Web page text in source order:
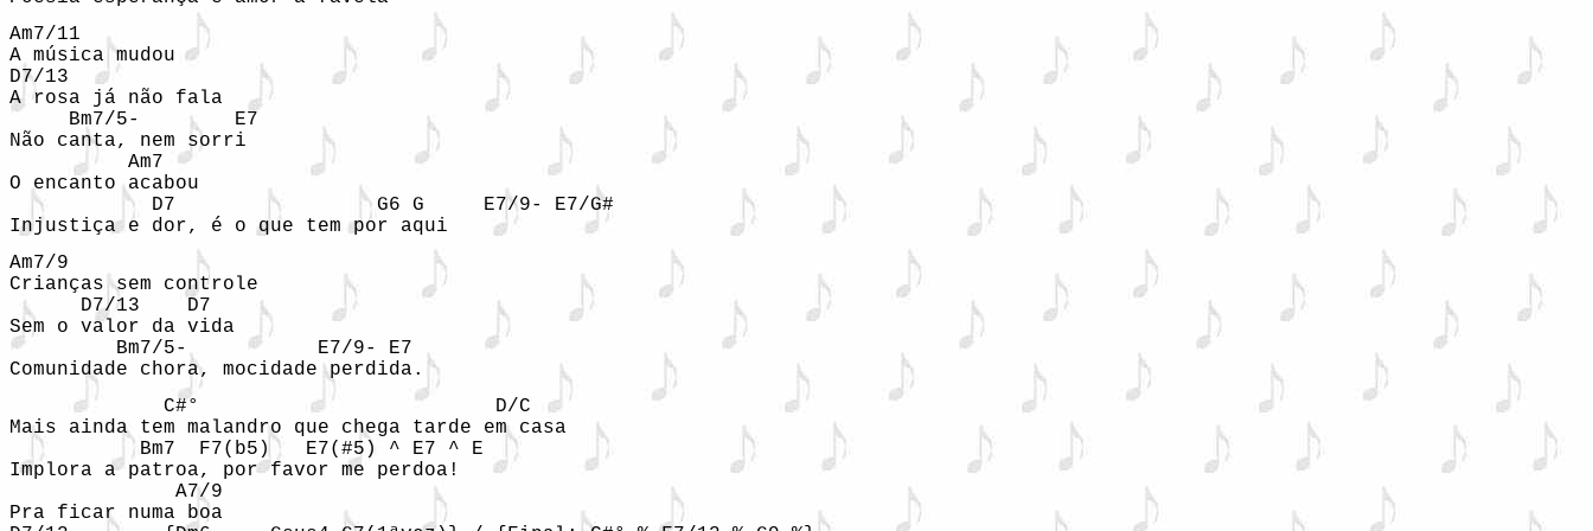
Am7/11
A música mudou
D7/13
A rosa já não fala
     Bm7/5-        E7
Não canta, nem sorri
          Am7
O encanto acabou
            D7                 G6 G     E7/9- E7/G#
Am7/9
Crianças sem controle
      D7/13    D7
Sem o valor da vida
         Bm7/5-           E7/9- E7
             C#°                         D/C
Mais ainda tem malandro que chega tarde em casa
           Bm7  F7(b5)   E7(#5) ^ E7 ^ E
Implora a patroa, por favor me perdoa!
              A7/9
Pra ficar numa boa